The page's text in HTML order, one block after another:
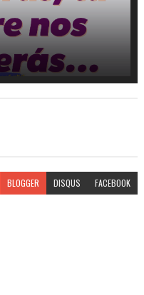
BLOGGER DISQUS FACEBOOK